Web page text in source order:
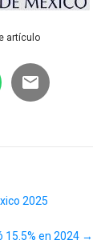
artículo
2025
15.5% en 2024 →